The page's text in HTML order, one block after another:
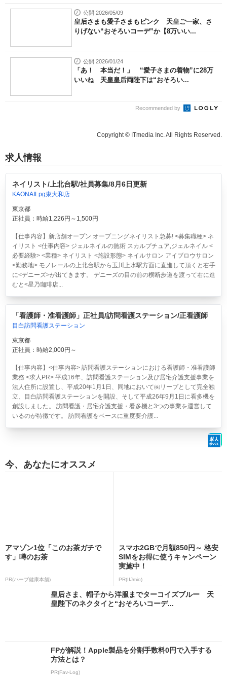
公開 2026/05/09
皇后さまも愛子さまもピンク 天皇ご一家、さ
りげない“おそろいコーデ”か【8万いい...
公開 2026/01/24
「あ！ 本当だ！」 “愛子さまの着物”に28万
いいね 天皇皇后両陛下は“おそろい...
Recommended by
Copyright © ITmedia Inc. All Rights Reserved.
求人情報
ネイリスト/上北台駅/社員募集/8月6日更新
KAONAILpg東大和店
東京都
正社員：時給1,226円～1,500円
【仕事内容】新店舗オープン オープニングネイリスト急募! <募集職種> ネ
イリスト <仕事内容> ジェルネイルの施術 スカルプチュア,ジェルネイル <
必要経験> <業種> ネイリスト <施設形態> ネイルサロン アイブロウサロン
<勤務地> モノレールの上北台駅から玉川上水駅方面に直進して頂くと右手
に<デニーズ>が出てきます。 デニーズの目の前の横断歩道を渡って右に進
むと<星乃珈琲店...
「看護師・准看護師」正社員/訪問看護ステーション/正看護師
目白訪問看護ステーション
東京都
正社員：時給2,000円～
【仕事内容】<仕事内容> 訪問看護ステーションにおける看護師・准看護師
業務 <求人PR> 平成16年、訪問看護ステーション及び居宅介護支援事業を
法人住所に設置し、平成20年1月1日、同地において㈱リープとして完全独
立、目白訪問看護ステーションを開設、そして平成26年9月1日に看多機を
創設しました。 訪問看護・居宅介護支援・看多機と3つの事業を運営して
いるのが特徴です。 訪問看護をベースに重度要介護...
今、あなたにオススメ
アマゾン1位「このお茶ガチで
す」噂のお茶
PR(ハーブ健康本舗)
スマホ2GBで月額850円～ 格安
SIMをお得に使うキャンペーン
実施中！
PR(IIJmio)
皇后さま、帽子から洋服までターコイズブルー 天
皇陛下のネクタイと“おそろいコーデ...
FPが解説！Apple製品を分割手数料0円で入手する
方法とは？
PR(Fav-Log)